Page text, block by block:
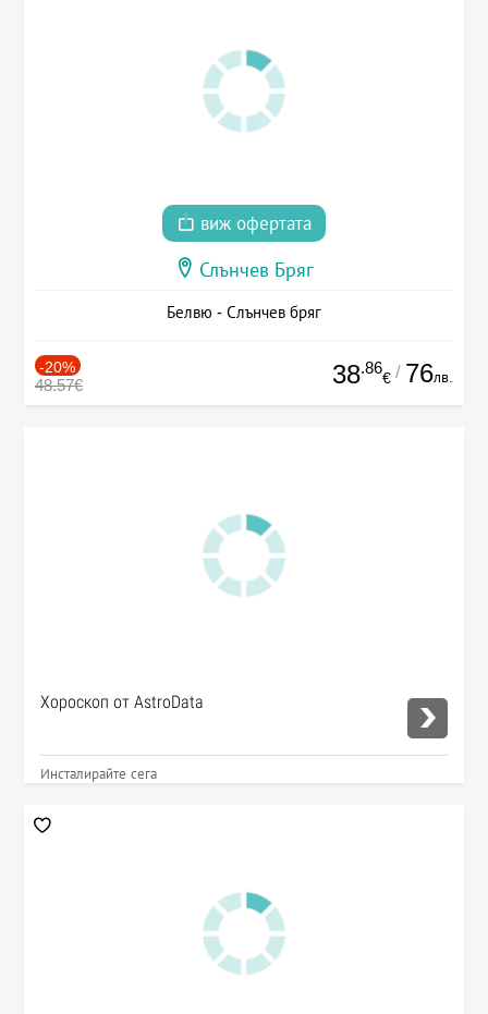
виж офертата
Слънчев Бряг
Белвю - Слънчев бряг
-20%
48.57€ 38.86
€ / 76лв.
Хороскоп от AstroData
Инсталирайте сега